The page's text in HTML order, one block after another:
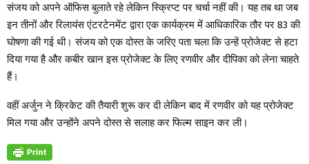
संजय को अपने ऑफिस बुलाते रहे लेकिन स्क्रिप्ट पर चर्चा नहीं की। यह तब था जब
इन तीनों और रिलायंस एंटरटेनमेंट द्वारा एक कार्यक्रम में आधिकारिक तौर पर 83 की
घोषणा की गई थी। संजय को एक दोस्त के जरिए पता चला कि उन्हें प्रोजेक्ट से हटा
दिया गया है और कबीर खान इस प्रोजेक्ट के लिए रणवीर और दीपिका को लेना चाहते
हैं।
वहीं अर्जुन ने क्रिकेट की तैयारी शुरू कर दी लेकिन बाद में रणवीर को यह प्रोजेक्ट
मिल गया और उन्होंने अपने दोस्त से सलाह कर फिल्म साइन कर ली।